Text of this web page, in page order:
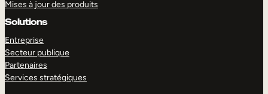
Mises à jour des produits
Solutions
Entreprise
Secteur publique
Partenaires
Services stratégiques